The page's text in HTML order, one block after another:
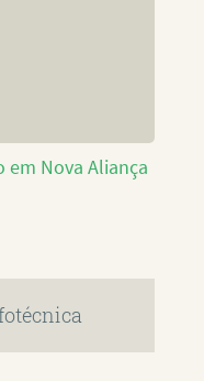
em Nova Aliança